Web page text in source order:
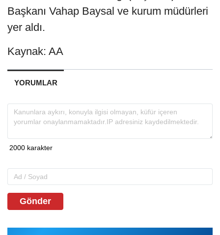
Başkanı Vahap Baysal ve kurum müdürleri
yer aldı.
Kaynak: AA
YORUMLAR
Gönder